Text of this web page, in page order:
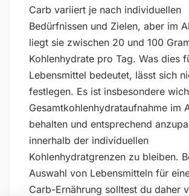
Carb variiert je nach individuellen
Bedürfnissen und Zielen, aber im
liegt sie zwischen 20 und 100
Kohlenhydrate pro Tag. Was dies
Lebensmittel bedeutet, lässt sich
festlegen. Es ist insbesondere
Gesamtkohlenhydrataufnahme im
behalten und entsprechend
innerhalb der individuellen
Kohlenhydratgrenzen zu bleiben.
Auswahl von Lebensmitteln für
Carb-Ernährung solltest du daher